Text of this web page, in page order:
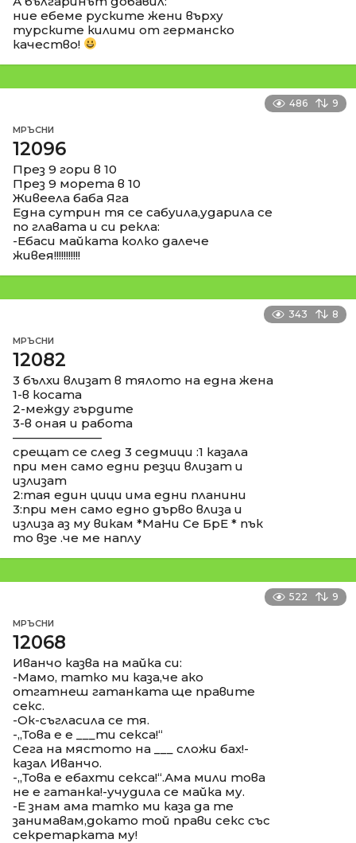
ние ебеме руските жени върху
турските килими от германско
качество!
486 9
МРЪСНИ
12096
През 9 гори в 10
През 9 морета в 10
Живеела баба Яга
Една сутрин тя се сабуила,ударила се
по главата и си рекла:
-Ебаси майката колко далече
живея!!!!!!!!!!!
343 8
МРЪСНИ
12082
3 бълхи влизат в тялото на една жена
1-в косата
2-между гърдите
3-в оная и работа
––––––––––––––
срещат се след 3 седмици :1 казала
при мен само едни резци влизат и
излизат
2:тая един цици има едни планини
3:при мен само едно дърво влиза и
излиза аз му викам *МаНи Се БрЕ * пък
то взе .че ме наплу
522 9
МРЪСНИ
12068
Иванчо казва на майка си:
-Мамо, татко ми каза,че ако
отгатнеш гатанката ще правите
секс.
-Ок-съгласила се тя.
-,,Това е е ___ти секса!“
Сега на мястото на ___ сложи бах!-
казал Иванчо.
-,,Това е ебахти секса!“.Ама мили това
не е гатанка!-учудила се майка му.
-Е знам ама татко ми каза да те
занимавам,докато той прави секс със
секретарката му!